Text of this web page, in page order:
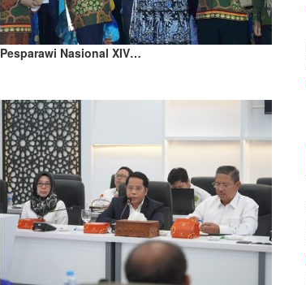
Pesparawi Nasional XIV…